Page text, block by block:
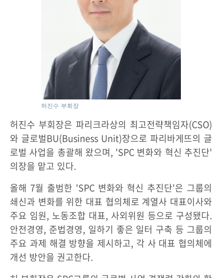
허진수 부회장
허진수 부회장은 파리크라상의 최고전략책임자(CSO)
와 글로벌BU(Business Unit)장으로 파리바게뜨의 글
로벌 사업을 총괄해 왔으며, 'SPC 변화와 혁신 추진단'
의장을 맡고 있다.
올해 7월 출범한 'SPC 변화와 혁신 추진단'은 그룹의
쇄신과 변화를 위한 대표 협의체로 계열사 대표이사와
주요 임원, 노동조합 대표, 사외위원 등으로 구성됐다.
안전경영, 준법경영, 일하기 좋은 일터 구축 등 그룹의
주요 과제 해결 방향을 제시하고, 각 사 대표 협의체에
개선 방안을 권고한다.